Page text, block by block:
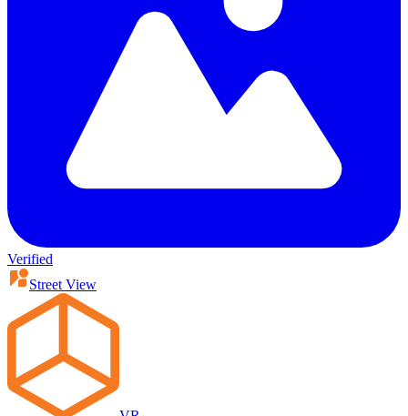
Verified
Street View